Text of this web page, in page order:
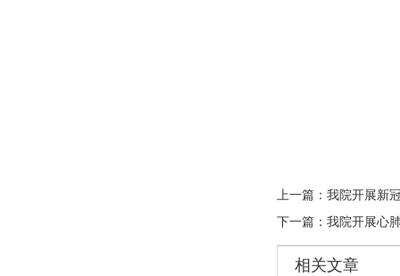
上一篇： 我院开展新
下一篇： 我院开展心
相关文章